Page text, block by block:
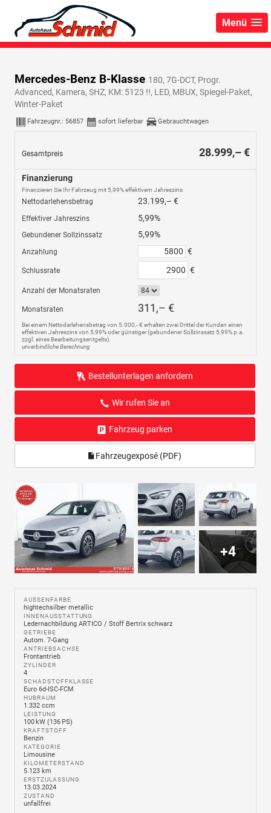
Menü
Mercedes-Benz B-Klasse 180, 7G-DCT, Progr.
Advanced, Kamera, SHZ, KM: 5123 !!, LED, MBUX, Spiegel-Paket,
Winter-Paket
Fahrzeugnr.: 56857 sofort lieferbar Gebrauchtwagen
Gesamtpreis 28.999,– €
Finanzierung
Finanzieren Sie Ihr Fahrzeug mit 5,99% effektivem Jahreszins
Nettodarlehensbetrag 23.199,– €
Effektiver Jahreszins 5,99%
Gebundener Sollzinssatz 5,99%
Anzahlung €
Schlussrate €
Anzahl der Monatsraten
Monatsraten 311,– €
Bei einem Nettodarlehensbetrag von 5.000,- € erhalten zwei Drittel der Kunden einen
effektiven Jahreszins von 5,99% oder günstiger (gebundener Sollzinssatz 5,99% p.a.
zzgl. eines Bearbeitungsentgelts).
unverbindliche Berechnung
Bestellunterlagen anfordern
Wir rufen Sie an
Fahrzeug parken
Fahrzeugexposé (PDF)
+4
AUSSENFARBE
hightechsilber metallic
INNENAUSSTATTUNG
Ledernachbildung ARTICO / Stoff Bertrix schwarz
GETRIEBE
Autom. 7-Gang
ANTRIEBSACHSE
Frontantrieb
ZYLINDER
4
SCHADSTOFFKLASSE
Euro 6d-ISC-FCM
HUBRAUM
1.332 ccm
LEISTUNG
100 kW (136 PS)
KRAFTSTOFF
Benzin
KATEGORIE
Limousine
KILOMETERSTAND
5.123 km
ERSTZULASSUNG
13.03.2024
ZUSTAND
unfallfrei